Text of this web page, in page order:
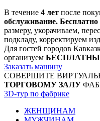
В течение 4 лет после
обслуживание. Бесплатно
размеру, укорачиваем,
подкладу, корректируем
Для гостей городов
организуем
Заказать машину
СОВЕРШИТЕ
ТОРГОВОМУ ЗАЛУ
3D-тур по фабрике
ЖЕНЩИНАМ